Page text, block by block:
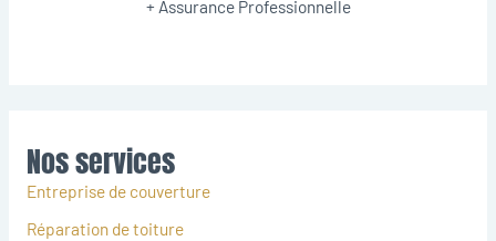
+ Assurance Professionnelle
Nos services
Entreprise de couverture
Réparation de toiture